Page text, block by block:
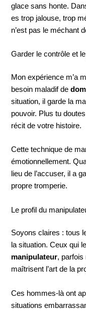
glace sans honte.
es trop jalouse, trop
n’est pas le méchant
Garder le contrôle et
Mon expérience m’a
besoin maladif de
situation, il garde la
pouvoir. Plus tu
récit de votre histoire.
Cette technique de
émotionnellement.
lieu de l’accuser, il a
propre tromperie.
Le profil du
Soyons claires : tous
la situation. Ceux qui
manipulateur, parfois
maîtrisent l’art de la
Ces hommes-là ont
situations